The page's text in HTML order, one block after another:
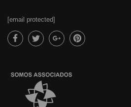
5) Copiando e Colando Pasta
Existente para outra pasta
6) Movendo Pastas ou
Aplicativos úteis
[email protected]